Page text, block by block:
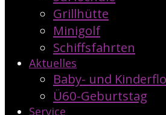
Grillhütte
Minigolf
Schiffsfahrten
Aktuelles
Baby- und
Ü60-Geburtstag
Service